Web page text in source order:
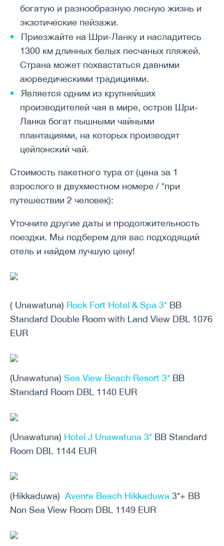
богатую и разнообразную лесную жизнь и
экзотические пейзажи.
Приезжайте на Шри-Ланку и насладитесь
1300 км длинных белых песчаных пляжей.
Страна может похвастаться давними
аюрведическими традициями.
Является одним из крупнейших
производителей чая в мире, остров Шри-
Ланка богат пышными чайными
плантациями, на которых производят
цейлонский чай.
Стоимость пакетного тура от (цена за 1
взрослого в двухместном номере / *при
путешествии 2 человек):
Уточните другие даты и продолжительность
поездки. Мы подберем для вас подходящий
отель и найдем лучшую цену!
( Unawatuna) Rock Fort Hotel & Spa 3* BB
Standard Double Room with Land View DBL 1076
EUR
(Unawatuna) Sea View Beach Resort 3* BB
Standard Room DBL 1140 EUR
(Unawatuna) Hotel J Unawatuna 3* BB Standard
Room DBL 1144 EUR
(Hikkaduwa) Avenra Beach Hikkaduwa 3*+ BB
Non Sea View Room DBL 1149 EUR